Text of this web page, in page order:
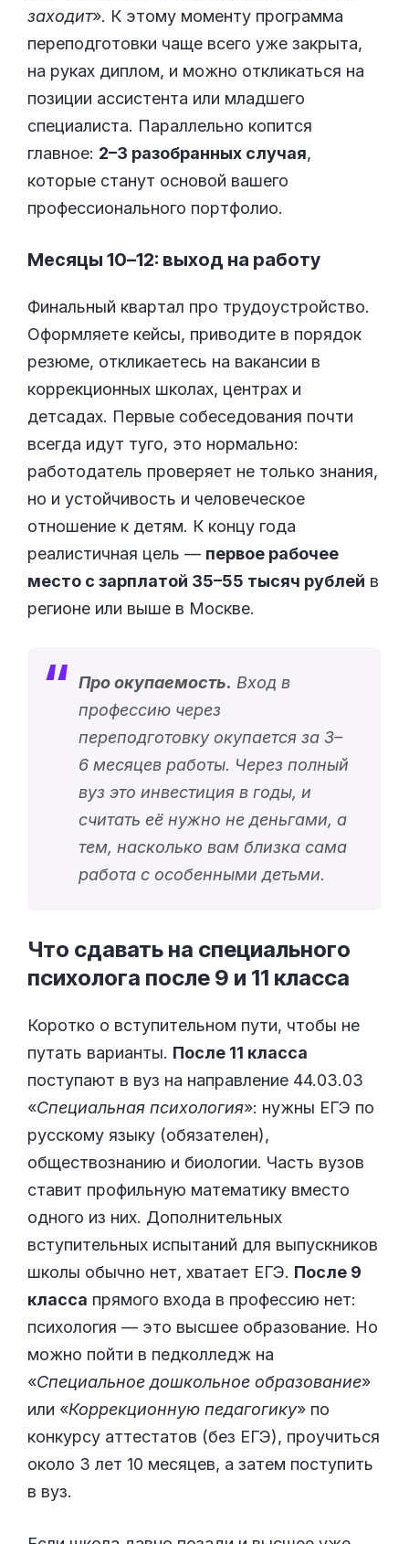
заходит». К этому моменту программа
переподготовки чаще всего уже закрыта,
на руках диплом, и можно откликаться на
позиции ассистента или младшего
специалиста. Параллельно копится
главное: 2–3 разобранных случая,
которые станут основой вашего
профессионального портфолио.
Месяцы 10–12: выход на работу
Финальный квартал про трудоустройство.
Оформляете кейсы, приводите в порядок
резюме, откликаетесь на вакансии в
коррекционных школах, центрах и
детсадах. Первые собеседования почти
всегда идут туго, это нормально:
работодатель проверяет не только знания,
но и устойчивость и человеческое
отношение к детям. К концу года
реалистичная цель — первое рабочее
место с зарплатой 35–55 тысяч рублей в
регионе или выше в Москве.
Про окупаемость. Вход в
профессию через
переподготовку окупается за 3–
6 месяцев работы. Через полный
вуз это инвестиция в годы, и
считать её нужно не деньгами, а
тем, насколько вам близка сама
работа с особенными детьми.
Что сдавать на специального
психолога после 9 и 11 класса
Коротко о вступительном пути, чтобы не
путать варианты. После 11 класса
поступают в вуз на направление 44.03.03
«Специальная психология»: нужны ЕГЭ по
русскому языку (обязателен),
обществознанию и биологии. Часть вузов
ставит профильную математику вместо
одного из них. Дополнительных
вступительных испытаний для выпускников
школы обычно нет, хватает ЕГЭ. После 9
класса прямого входа в профессию нет:
психология — это высшее образование. Но
можно пойти в педколледж на
«Специальное дошкольное образование»
или «Коррекционную педагогику» по
конкурсу аттестатов (без ЕГЭ), проучиться
около 3 лет 10 месяцев, а затем поступить
в вуз.